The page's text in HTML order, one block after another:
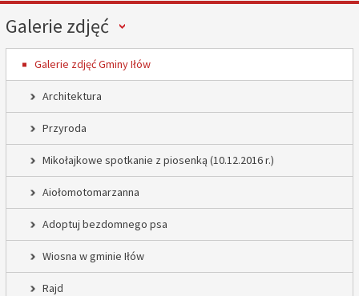
Menu
Galerie zdjęć
Galerie zdjęć Gminy Iłów
Architektura
Przyroda
Mikołajkowe spotkanie z piosenką (10.12.2016 r.)
Aiołomotomarzanna
Adoptuj bezdomnego psa
Wiosna w gminie Iłów
Rajd